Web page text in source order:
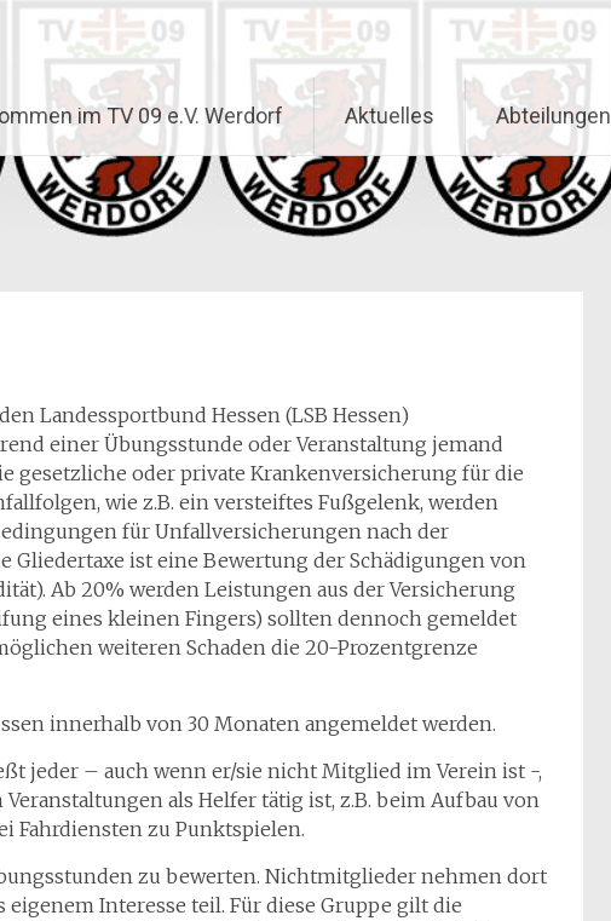
im TV 09 e.V. Werdorf Aktuelles Abteilungen
Landessportbund Hessen (LSB Hessen)
einer Übungsstunde oder Veranstaltung jemand
gesetzliche oder private Krankenversicherung für die
wie z.B. ein versteiftes Fußgelenk, werden
für Unfallversicherungen nach der
Gliedertaxe ist eine Bewertung der Schädigungen von
Ab 20% werden Leistungen aus der Versicherung
eines kleinen Fingers) sollten dennoch gemeldet
weiteren Schaden die 20-Prozentgrenze
innerhalb von 30 Monaten angemeldet werden.
jeder – auch wenn er/sie nicht Mitglied im Verein ist -,
als Helfer tätig ist, z.B. beim Aufbau von
Fahrdiensten zu Punktspielen.
zu bewerten. Nichtmitglieder nehmen dort
Interesse teil. Für diese Gruppe gilt die